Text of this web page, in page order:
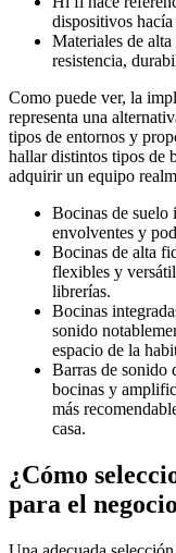
dispositivos
Materiales de
resistencia,
Como puede ver, la
representa una
tipos de entornos y
hallar distintos tipos de
adquirir un equipo
Bocinas de suelo
envolventes y
Bocinas de alta
flexibles y
librerías.
Bocinas
sonido
espacio de la
Barras de sonido
bocinas y
más
casa.
¿Cómo
para el